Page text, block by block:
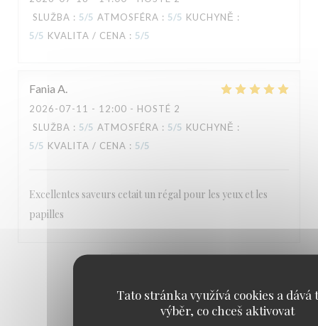
Tato stránka využívá cookies a dává
výběr, co chceš aktivovat
SLUŽBA : 5/5 ATMOSFÉRA : 5/5 KUCHYNĚ :
5/5 KVALITA / CENA : 5/5
Fania A
2026-07-11 - 12:00 - HOSTÉ 2
SLUŽBA : 5/5 ATMOSFÉRA : 5/5 KUCHYNĚ :
5/5 KVALITA / CENA : 5/5
Excellentes saveurs cetait un régal pour les yeux et les
papilles